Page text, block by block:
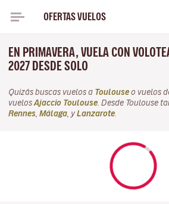
OFERTAS VUELOS
EN PRIMAVERA, VUELA CON
2027 DESDE SOLO
Quizás buscas vuelos a Toulouse o vuelos
vuelos Ajaccio Toulouse . Desde Toulouse
Rennes Málaga , y Lanzarote